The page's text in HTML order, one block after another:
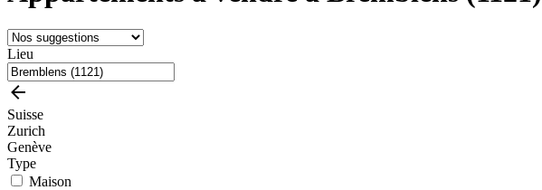
Lieu
Suisse
Zurich
Genève
Type
Maison